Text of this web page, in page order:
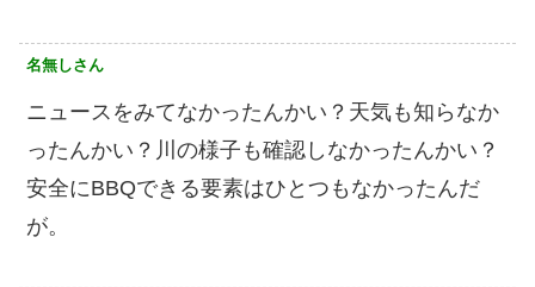
名無しさん
ニュースをみてなかったんかい？天気も知らなか
ったんかい？川の様子も確認しなかったんかい？
安全にBBQできる要素はひとつもなかったんだ
が。